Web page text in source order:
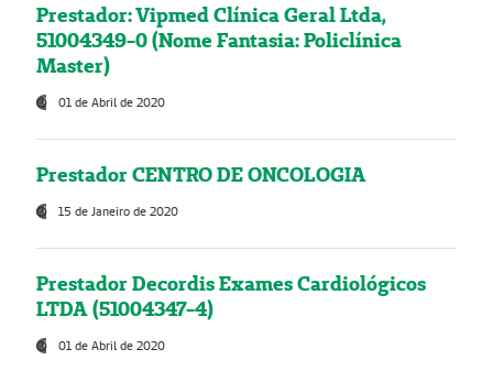
Prestador: Vipmed Clínica Geral Ltda,
51004349-0 (Nome Fantasia: Policlínica
Master)
01 de Abril de 2020
Prestador CENTRO DE ONCOLOGIA
15 de Janeiro de 2020
Prestador Decordis Exames Cardiológicos
LTDA (51004347-4)
01 de Abril de 2020